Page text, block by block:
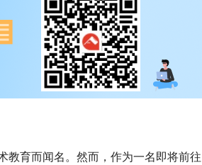
教育而闻名。然而，作为一名即将前往